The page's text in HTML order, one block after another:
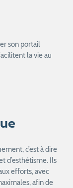
son portail
la vie au
c’est à dire
d’esthétisme. Ils
efforts, avec
afin de